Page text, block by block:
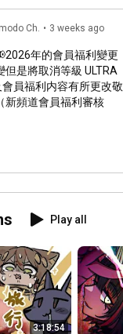
Ch. • 3 weeks ago
年的會員福利變更
但是將取消等級 ULTRA
會員福利内容有所更改敬
新頻道會員福利審核
Play all
3:18:54